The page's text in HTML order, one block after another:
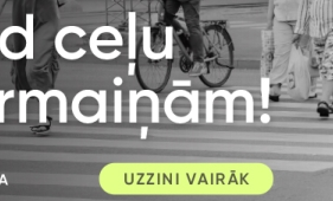
dekolēšanas tehniku un īpaši
bildīte”, kuru ir iespējams pielīmēt
krāsas klājumu. Šī tehnika ļauj viegli
grafiski elementi ar totēmisma un
dekolu loksnes, no kurām izgriezt savas
porcelāna. Piedāvājumā dažādu izmēru
pēc apdedzināšanas būs saņemami